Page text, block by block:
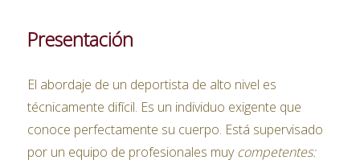
Presentación
El abordaje de un deportista de alto nivel es
técnicamente difícil. Es un individuo exigente que
conoce perfectamente su cuerpo. Está supervisado
por un equipo de profesionales muycompetentes: